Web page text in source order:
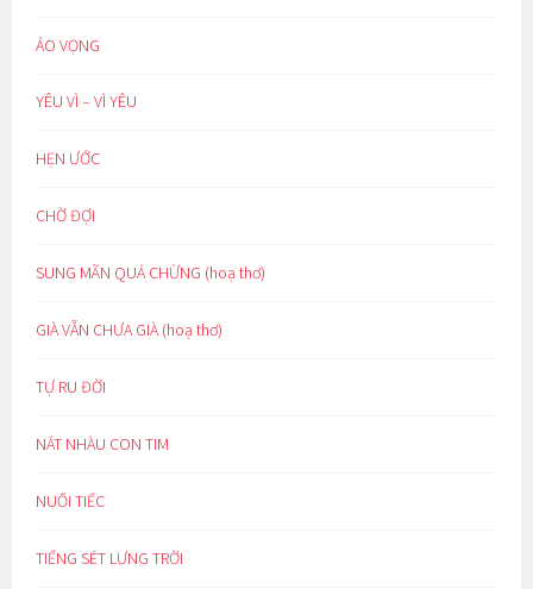
ẢO VỌNG
YÊU VÌ – VÌ YÊU
HẸN ƯỚC
CHỜ ĐỢI
SUNG MÃN QUÁ CHỪNG (hoạ thơ)
GIÀ VẪN CHƯA GIÀ (hoạ thơ)
TỰ RU ĐỜI
NÁT NHÀU CON TIM
NUỐI TIẾC
TIẾNG SÉT LƯNG TRỜI